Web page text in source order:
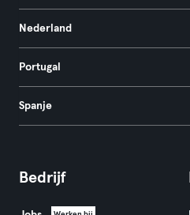
Nederland
Portugal
Spanje
Bedrijf